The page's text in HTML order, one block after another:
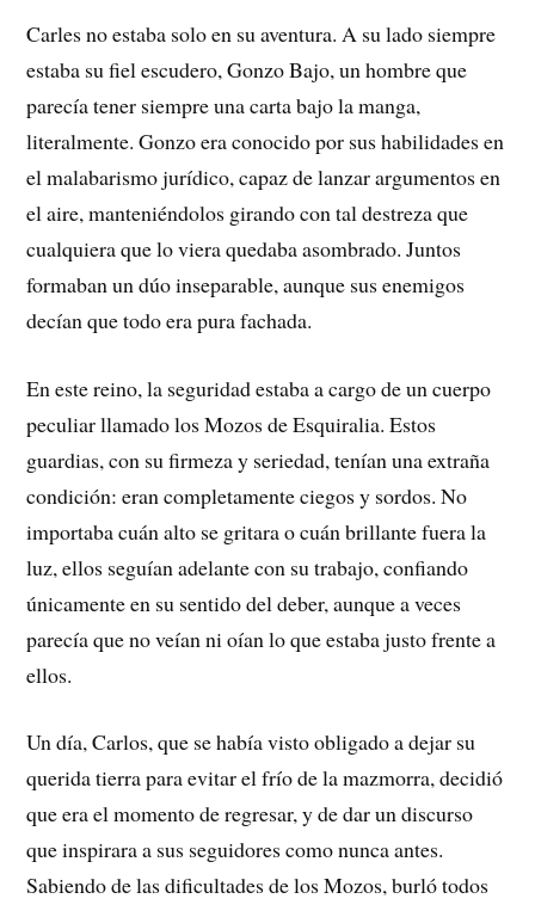
Carles no estaba solo en su aventura. A su lado siempre
estaba su fiel escudero, Gonzo Bajo, un hombre que
parecía tener siempre una carta bajo la manga,
literalmente. Gonzo era conocido por sus habilidades en
el malabarismo jurídico, capaz de lanzar argumentos en
el aire, manteniéndolos girando con tal destreza que
cualquiera que lo viera quedaba asombrado. Juntos
formaban un dúo inseparable, aunque sus enemigos
decían que todo era pura fachada.
En este reino, la seguridad estaba a cargo de un cuerpo
peculiar llamado los Mozos de Esquiralia. Estos
guardias, con su firmeza y seriedad, tenían una extraña
condición: eran completamente ciegos y sordos. No
importaba cuán alto se gritara o cuán brillante fuera la
luz, ellos seguían adelante con su trabajo, confiando
únicamente en su sentido del deber, aunque a veces
parecía que no veían ni oían lo que estaba justo frente a
ellos.
Un día, Carlos, que se había visto obligado a dejar su
querida tierra para evitar el frío de la mazmorra, decidió
que era el momento de regresar, y de dar un discurso
que inspirara a sus seguidores como nunca antes.
Sabiendo de las dificultades de los Mozos, burló todos